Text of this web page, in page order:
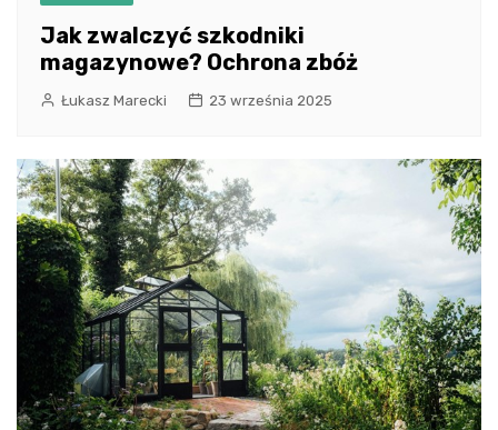
Jak zwalczyć szkodniki
magazynowe? Ochrona zbóż
Łukasz Marecki 23 września 2025